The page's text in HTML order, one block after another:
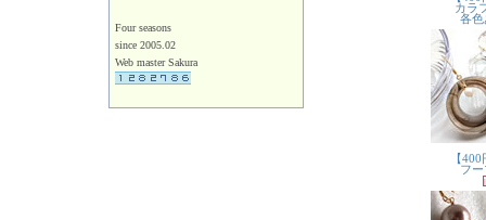
Four seasons
since 2005.02
Web master Sakura